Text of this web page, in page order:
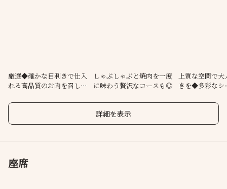
厳選◆確かな目利きで仕入
れる高品質のお肉を召し上
しゃぶしゃぶと焼肉を一度
に味わう贅沢なコースも◎
上質な空間で大
きを◆多彩なシ
詳細を表示
座席